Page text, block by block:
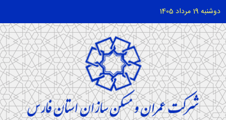
دوشنبه 19 مرداد 1405